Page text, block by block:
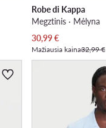
Robe di Kappa
Megztinis · Mėlyna
Dabartinė kaina
30,99€
Mažiausia kaina32,99 €